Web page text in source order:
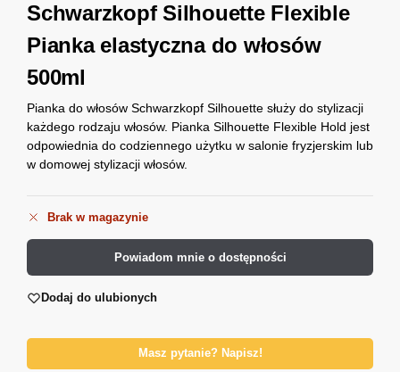
Schwarzkopf Silhouette Flexible
Pianka elastyczna do włosów
500ml
Pianka do włosów Schwarzkopf Silhouette służy do stylizacji
każdego rodzaju włosów. Pianka Silhouette Flexible Hold jest
odpowiednia do codziennego użytku w salonie fryzjerskim lub
w domowej stylizacji włosów.
Brak w magazynie
Powiadom mnie o dostępności
Dodaj do ulubionych
Masz pytanie? Napisz!